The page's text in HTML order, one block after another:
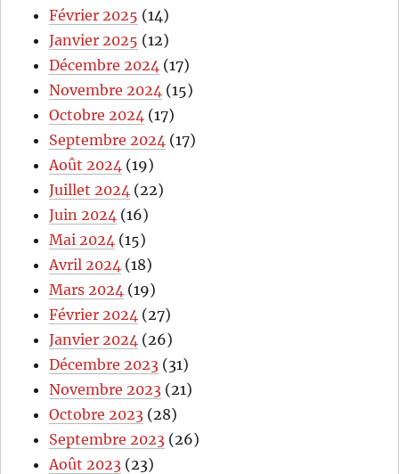
Février 2025 (14)
Janvier 2025 (12)
Décembre 2024 (17)
Novembre 2024 (15)
Octobre 2024 (17)
Septembre 2024 (17)
Août 2024 (19)
Juillet 2024 (22)
Juin 2024 (16)
Mai 2024 (15)
Avril 2024 (18)
Mars 2024 (19)
Février 2024 (27)
Janvier 2024 (26)
Décembre 2023 (31)
Novembre 2023 (21)
Octobre 2023 (28)
Septembre 2023 (26)
Août 2023 (23)